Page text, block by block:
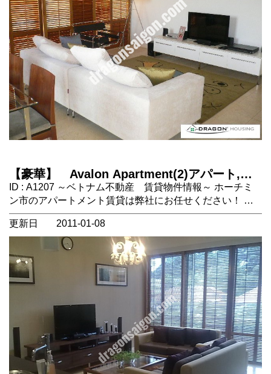
ジ、食器洗浄器、プール、ジム 家賃に含まれるもの：
VAT、ルームクリーニング、ガス 家賃に含まれないもの：
電気代、水道代、インターネット、ケーブルTV、電話代
https://dragonsaigon.com/
更新日 2011-01-08
【豪華】 Avalon Apartment(2)アパート,
Dist.1 Ho Chi Minh City (Saigon) ,Vietnam
ID : A1207 ～ベトナム不動産 賃貸物件情報～ ホーチミ
ン市のアパートメント賃貸は弊社にお任せください！ ホ
ーチミン市1区のAvalonのご紹介です。 1区の中心にあ
り、スーパーマーケットのCOOP MARTが徒歩圏内にあり
24時間警備体制でセキュリティも抜群です。 ２ベッドル
ーム、１リビングルーム、 設備：バスタブ、エアコン3、
洗濯機、テレビ、冷蔵庫、電子レンジ、食器洗浄器、プー
ームクリーニング、インターネット、ケーブルTV 家賃に
含まれないもの：電気代、電話代
https://dragonsaigon.com/